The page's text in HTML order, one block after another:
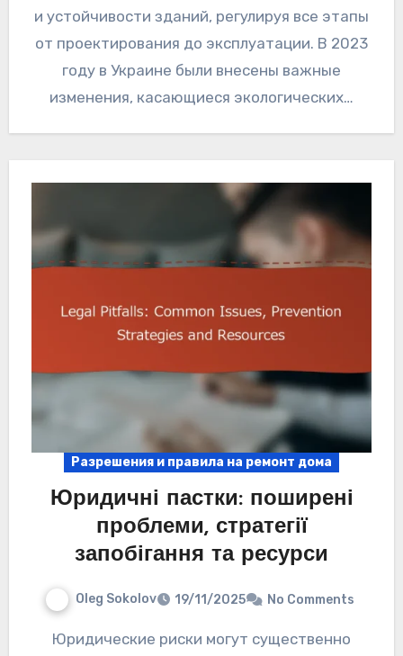
и устойчивости зданий, регулируя все этапы
от проектирования до эксплуатации. В 2023
году в Украине были внесены важные
изменения, касающиеся экологических…
Разрешения и правила на ремонт дома
Юридичні пастки: поширені
проблеми, стратегії
запобігання та ресурси
Oleg Sokolov 19/11/2025 No Comments
Юридические риски могут существенно